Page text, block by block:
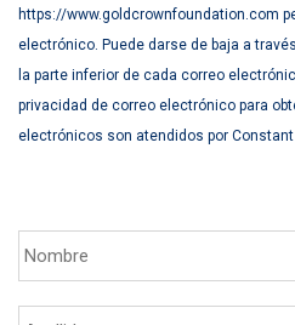
https://www.goldcrownfoundation.com
electrónico. Puede darse de baja a
la parte inferior de cada correo
privacidad de correo electrónico para
electrónicos son atendidos por
Nombre *
Apellido *